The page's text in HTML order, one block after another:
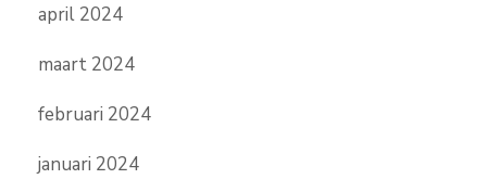
april 2024
maart 2024
februari 2024
januari 2024